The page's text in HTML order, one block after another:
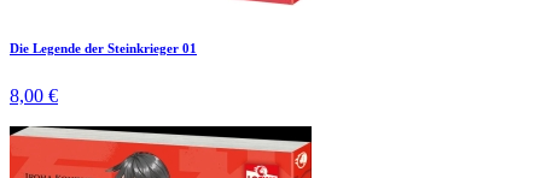
Die Legende der Steinkrieger 01
8,00 €